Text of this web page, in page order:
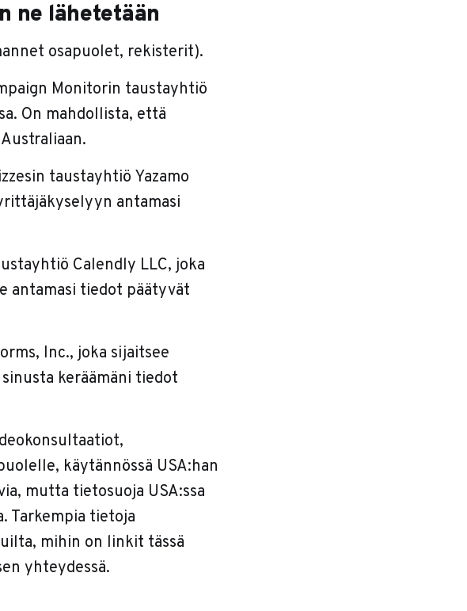
ne lähetetään
osapuolet, rekisterit).
Monitorin taustayhtiö
On mahdollista, että
taustayhtiö Yazamo
antamasi
Calendly LLC, joka
antamasi tiedot päätyvät
Inc., joka sijaitsee
keräämäni tiedot
käytännössä USA:han
mutta tietosuoja USA:ssa
Tarkempia tietoja
mihin on linkit tässä
yhteydessä.